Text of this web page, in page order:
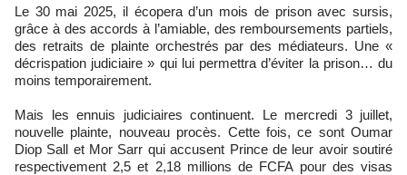
Le 30 mai 2025, il écopera d’un mois de prison avec sursis,
grâce à des accords à l’amiable, des remboursements partiels,
des retraits de plainte orchestrés par des médiateurs. Une «
décrispation judiciaire » qui lui permettra d’éviter la prison… du
moins temporairement.
Mais les ennuis judiciaires continuent. Le mercredi 3 juillet,
nouvelle plainte, nouveau procès. Cette fois, ce sont Oumar
Diop Sall et Mor Sarr qui accusent Prince de leur avoir soutiré
respectivement 2,5 et 2,18 millions de FCFA pour des visas